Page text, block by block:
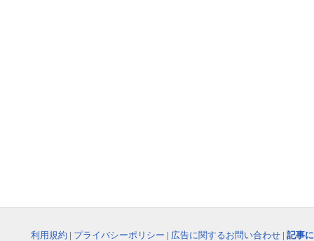
利用規約 | プライバシーポリシー | 広告に関するお問い合わせ | 記事